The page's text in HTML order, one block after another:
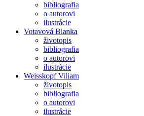
bibliografia
o autorovi
ilustrácie
Votavová Blanka
životopis
bibliografia
o autorovi
ilustrácie
Weisskopf Viliam
životopis
bibliografia
o autorovi
ilustrácie